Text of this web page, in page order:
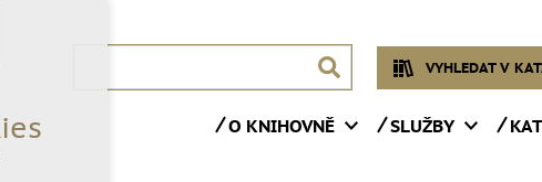
VYHLEDAT V
O KNIHOVNĚ SLUŽBY